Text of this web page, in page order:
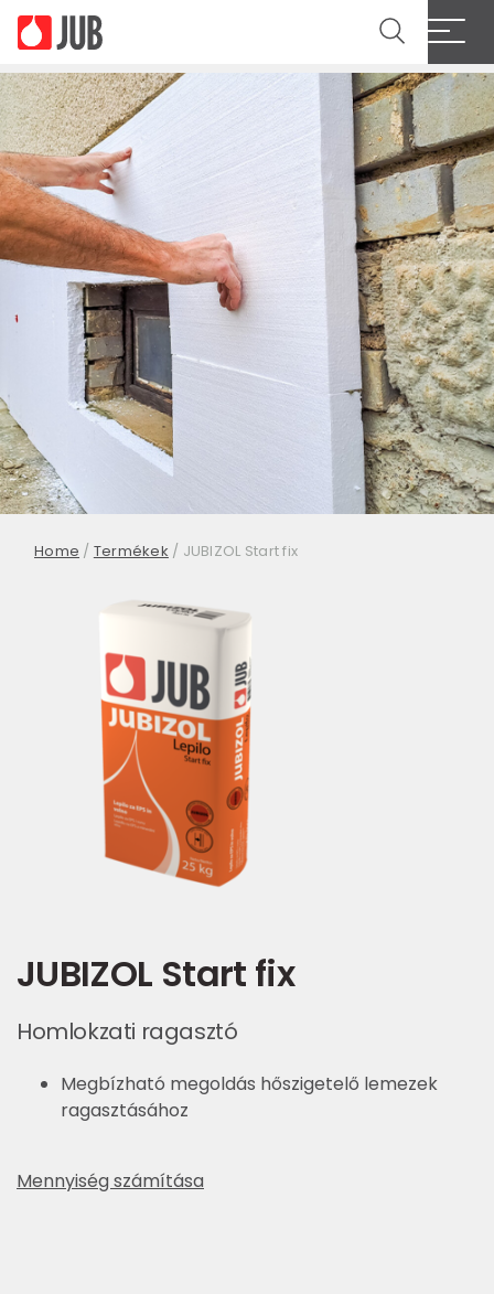
Home / Termékek / JUBIZOL Start fix
JUBIZOL Start fix
Homlokzati ragasztó
Megbízható megoldás hőszigetelő lemezek
ragasztásához
Mennyiség számítása